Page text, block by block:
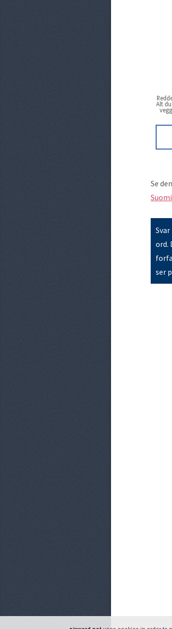
Alt
Se
Suomi
ord.
ser